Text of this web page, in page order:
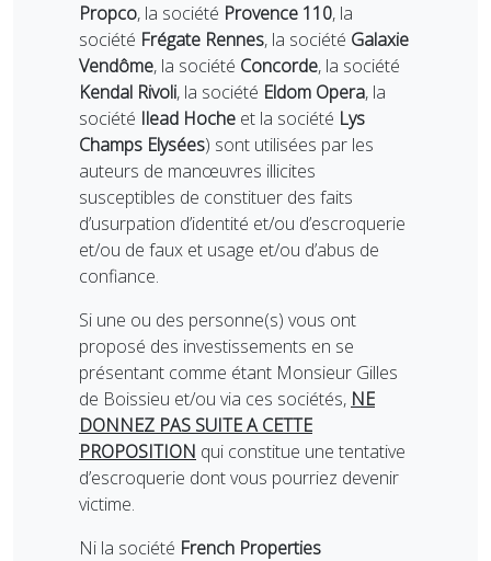
Propco, la société Provence 110, la
société Frégate Rennes, la société Galaxie
Vendôme, la société Concorde, la société
Kendal Rivoli, la société Eldom Opera, la
société Ilead Hoche et la société Lys
Champs Elysées) sont utilisées par les
auteurs de manœuvres illicites
susceptibles de constituer des faits
d’usurpation d’identité et/ou d’escroquerie
et/ou de faux et usage et/ou d’abus de
confiance.
Si une ou des personne(s) vous ont
proposé des investissements en se
présentant comme étant Monsieur Gilles
de Boissieu et/ou via ces sociétés, NE
DONNEZ PAS SUITE A CETTE
PROPOSITION qui constitue une tentative
d’escroquerie dont vous pourriez devenir
victime.
Ni la société French Properties